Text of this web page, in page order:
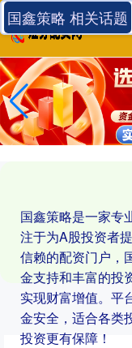
国鑫策略是一家专
注于为A股投资者
信赖的配资门户，
金支持和丰富的投
实现财富增值。平
金安全，适合各类
投资更有保障！
国鑫策略 相关话题